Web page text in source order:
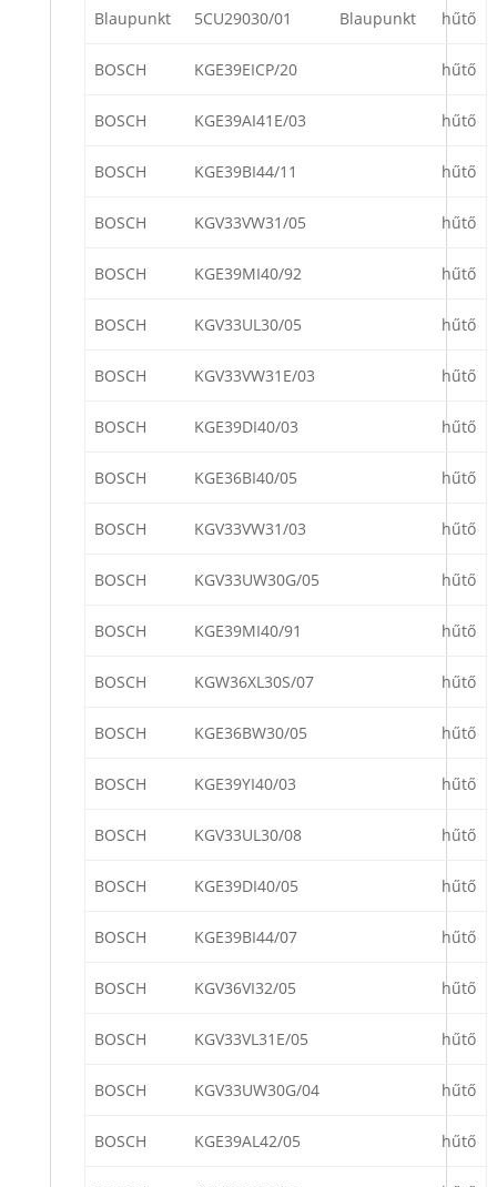
Blaupunkt 5CU29030/01 Blaupunkt hűtő
BOSCH KGE39EICP/20 hűtő
BOSCH KGE39AI41E/03 hűtő
BOSCH KGE39BI44/11 hűtő
BOSCH KGV33VW31/05 hűtő
BOSCH KGE39MI40/92 hűtő
BOSCH KGV33UL30/05 hűtő
BOSCH KGV33VW31E/03 hűtő
BOSCH KGE39DI40/03 hűtő
BOSCH KGE36BI40/05 hűtő
BOSCH KGV33VW31/03 hűtő
BOSCH KGV33UW30G/05 hűtő
BOSCH KGE39MI40/91 hűtő
BOSCH KGW36XL30S/07 hűtő
BOSCH KGE36BW30/05 hűtő
BOSCH KGE39YI40/03 hűtő
BOSCH KGV33UL30/08 hűtő
BOSCH KGE39DI40/05 hűtő
BOSCH KGE39BI44/07 hűtő
BOSCH KGV36VI32/05 hűtő
BOSCH KGV33VL31E/05 hűtő
BOSCH KGV33UW30G/04 hűtő
BOSCH KGE39AL42/05 hűtő